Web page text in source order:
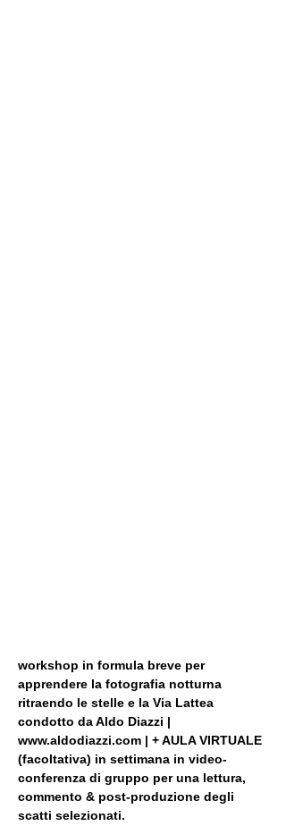
workshop in formula breve per
apprendere la fotografia notturna
ritraendo le stelle e la Via Lattea
condotto da Aldo Diazzi |
www.aldodiazzi.com | + AULA VIRTUALE
(facoltativa) in settimana in video-
conferenza di gruppo per una lettura,
commento & post-produzione degli
scatti selezionati.